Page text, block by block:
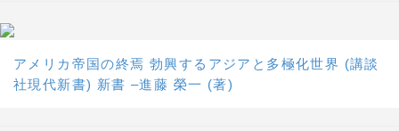
アメリカ帝国の終焉 勃興するアジアと多極化世界 (講談
社現代新書) 新書 –進藤 榮一 (著)